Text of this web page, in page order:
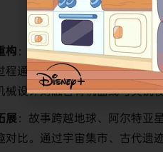
构​ ：动画在保留原版五狮合体
程通过粒子特效与动态镜头多
械设计则融合有机曲线与尖锐
展​ ：故事跨越地球、阿尔特亚
对比。通过宇宙集市、古代遗